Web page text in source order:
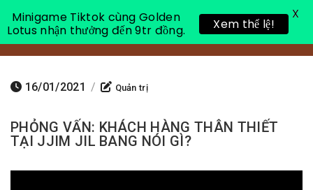
Toggle
16/01/2021 / Quản trị
PHỎNG VẤN: KHÁCH HÀNG THÂN THIẾT
TẠI JJIM JIL BANG NÓI GÌ?
Minigame Tiktok cùng Golden
Lotus nhận thưởng đến 9tr đồng.
Xem thể lệ!
X